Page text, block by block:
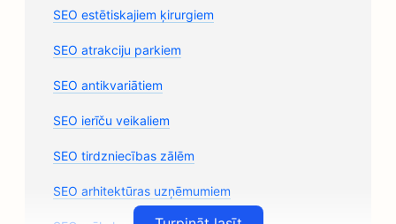
SEO estētiskajiem ķirurgiem
SEO atrakciju parkiem
SEO antikvariātiem
SEO ierīču veikaliem
SEO tirdzniecības zālēm
SEO arhitektūras uzņēmumiem